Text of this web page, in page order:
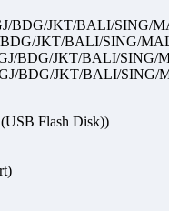
BDG/JKT/BALI/SING/
BDG/JKT/BALI/SING/
BDG/JKT/BALI/SING/
BDG/JKT/BALI/SING/
Flash Disk))